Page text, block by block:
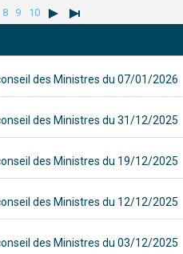
8 9 10
des Ministres du 07/01/2026
des Ministres du 31/12/2025
des Ministres du 19/12/2025
des Ministres du 12/12/2025
des Ministres du 03/12/2025